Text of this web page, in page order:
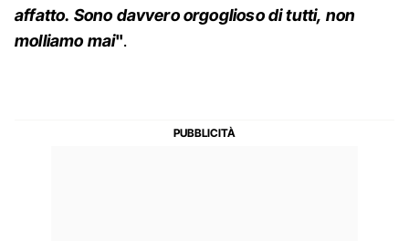
affatto. Sono davvero orgoglioso di tutti, non
molliamo mai".